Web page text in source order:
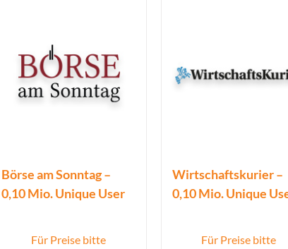
Börse am Sonntag –
0,10 Mio. Unique User
Für Preise bitte
Wirtschaftskurier –
0,10 Mio. Unique
Für Preise bitte